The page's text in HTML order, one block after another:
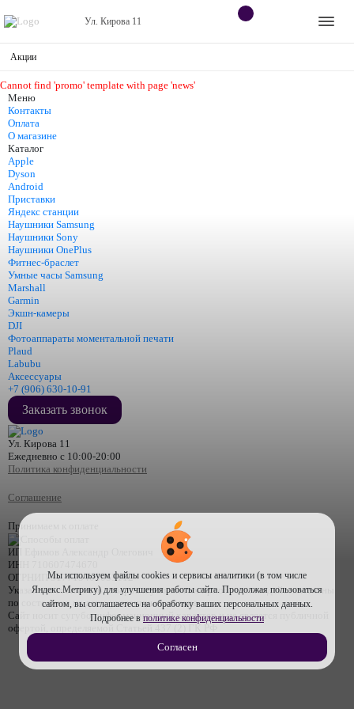
Ул. Кирова 11
Контакты
Оплата
О
магазине
Apple
Dyson
Яндекс станции
Приставки
Android
Контакты
Акции
Cannot find 'promo' template with page 'news'
Меню
Контакты
Оплата
О магазине
Каталог
Apple
Dyson
Android
Приставки
Яндекс станции
Наушники Samsung
Наушники Sony
Наушники OnePlus
Фитнес-браслет
Умные часы Samsung
Marshall
Garmin
Экшн-камеры
DJI
Фотоаппараты моментальной печати
Plaud
Labubu
Аксессуары
+7 (906) 630-10-91
Заказать звонок
Ул. Кирова 11
Ежедневно с 10:00-20:00
Политика конфиденциальности
Соглашение
Принимаем к оплате
ИП Ефимов Александр Олегович
ИНН
ОГРНИП317715400053112
Указанная стоимость товаров и условия их приобретения действительны
по состоянию на дату, указанную в товаре
Сайт носит сугубо информационный характер и не является публичной
офертой, определяемой Статьей 437 (2) ГК РФ
Мы используем файлы cookies и сервисы аналитики (в том числе
Яндекс.Метрику) для улучшения работы сайта. Продолжая пользоваться
сайтом, вы соглашаетесь на обработку ваших персональных данных.
Подробнее в политике конфиденциальности
Согласен